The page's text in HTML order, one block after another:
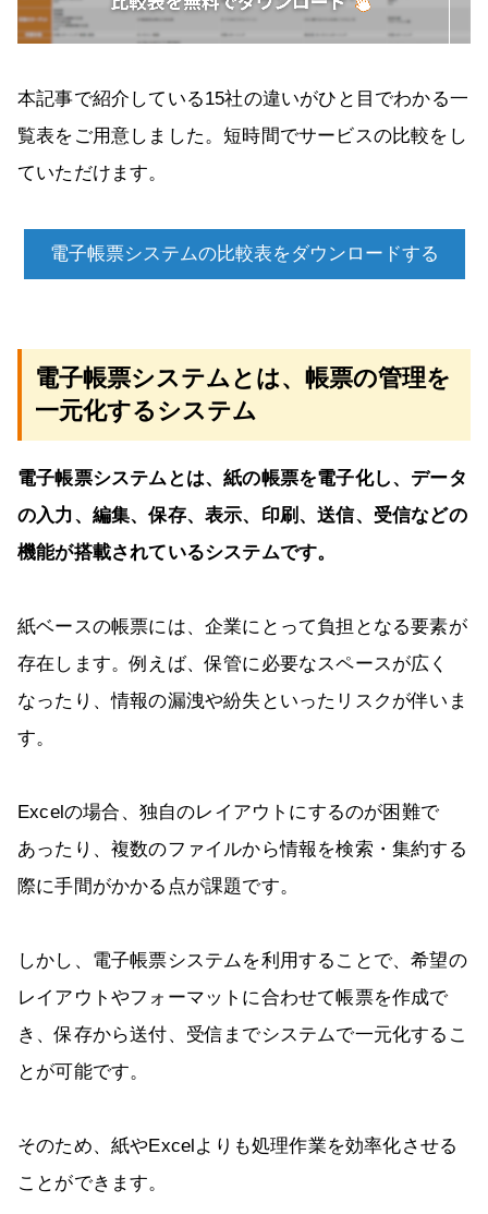
本記事で紹介している15社の違いがひと目でわかる一
覧表をご用意しました。短時間でサービスの比較をし
ていただけます。
電子帳票システムの比較表をダウンロードする
電子帳票システムとは、帳票の管理を
一元化するシステム
電子帳票システムとは、紙の帳票を電子化し、データ
の入力、編集、保存、表示、印刷、送信、受信などの
機能が搭載されているシステムです。
紙ベースの帳票には、企業にとって負担となる要素が
存在します。例えば、保管に必要なスペースが広く
なったり、情報の漏洩や紛失といったリスクが伴いま
す。
Excelの場合、独自のレイアウトにするのが困難で
あったり、複数のファイルから情報を検索・集約する
際に手間がかかる点が課題です。
しかし、電子帳票システムを利用することで、希望の
レイアウトやフォーマットに合わせて帳票を作成で
き、保存から送付、受信までシステムで一元化するこ
とが可能です。
そのため、紙やExcelよりも処理作業を効率化させる
ことができます。